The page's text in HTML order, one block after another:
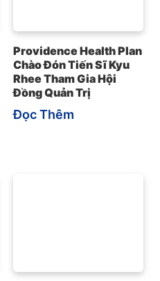
Providence Health Plan
Chào Đón Tiến Sĩ Kyu
Rhee Tham Gia Hội
Đồng Quản Trị
Đọc Thêm